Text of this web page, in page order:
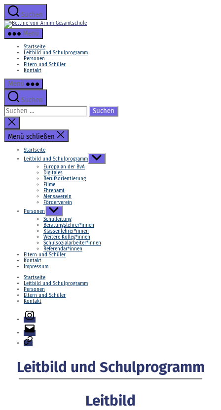
Zum
Inhalt
springenSuchen
Bettine-
Menü
Startseite
Leitbild und Schulprogramm
Personen
Eltern und Schüler
Kontakt
Menü
Suchen
Suchen
nach:
Suche
schließen
Menü schließen
Startseite
Leitbild und Schulprogramm
Untermenü
anzeigen
Europa an der BvA
Digitales
Berufsorientierung
Filme
Ehrenamt
Mensaverein
Förderverein
Personen
Untermenü
anzeigen
Schulleitung
Beratungslehrer*innen
Klassenlehrer*innen
Weitere Kolleg*innen
Schulsozialarbeiter*innen
Referendar*innen
Eltern und Schüler
Kontakt
Impressum
Startseite
Leitbild und Schulprogramm
Personen
Eltern und Schüler
Kontakt
Instagram
E-
Mail
Login
Leitbild und Schulprogramm
Leitbild